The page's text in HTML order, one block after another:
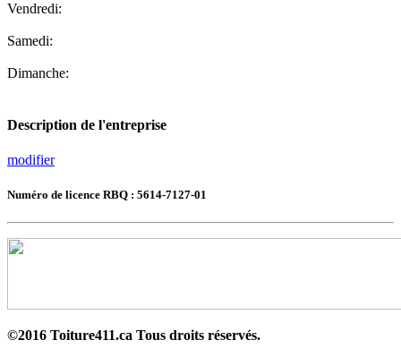
Vendredi:
Samedi:
Dimanche:
Description de l'entreprise
modifier
Numéro de licence RBQ : 5614-7127-01
©2016 Toiture411.ca Tous droits réservés.